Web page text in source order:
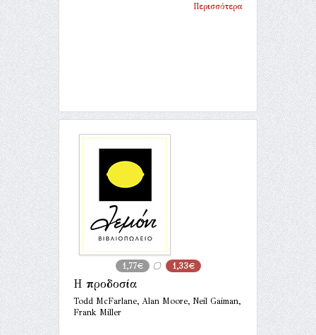
Περισσότερα
1,77€ 1,33€
Η προδοσία
Todd McFarlane, Alan Moore, Neil Gaiman,
Frank Miller